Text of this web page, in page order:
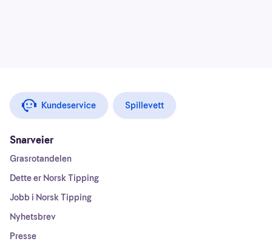
Kundeservice Spillevett
Snarveier
Grasrotandelen
Dette er Norsk Tipping
Jobb i Norsk Tipping
Nyhetsbrev
Presse